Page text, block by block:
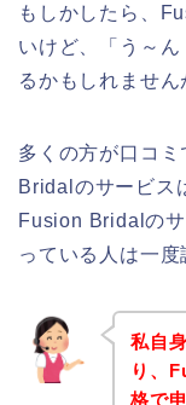
もしかしたら、
いけど、「う～ん
るかもしれません
多くの方が口コ
Bridalのサービス
Fusion Bridalの
っている人は一
私自
り、
格で